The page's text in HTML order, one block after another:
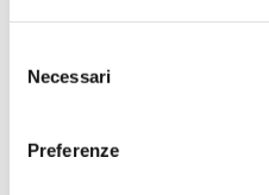
delNecessari
Preferenze
4 notti / €680 a persona